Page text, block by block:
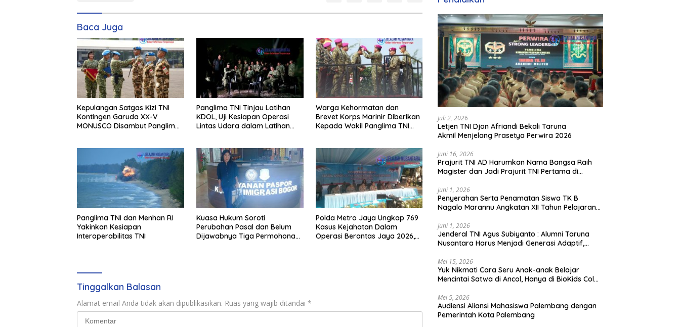
Baca Juga
Kepulangan Satgas Kizi TNI
Kontingen Garuda XX-V
MONUSCO Disambut Panglima
Panglima TNI Tinjau Latihan
KDOL, Uji Kesiapan Operasi
Lintas Udara dalam Latihan
Warga Kehormatan dan
Brevet Korps Marinir Diberikan
Kepada Wakil Panglima TNI
Panglima TNI dan Menhan RI
Yakinkan Kesiapan
Interoperabilitas TNI
Kuasa Hukum Soroti
Perubahan Pasal dan Belum
Dijawabnya Tiga Permohonan
Polda Metro Jaya Ungkap 769
Kasus Kejahatan Dalam
Operasi Berantas Jaya 2026,
Tinggalkan Balasan
Alamat email Anda tidak akan dipublikasikan. Ruas yang wajib ditandai *
Juli 2, 2026
Letjen TNI Djon Afriandi Bekali Taruna
Akmil Menjelang Prasetya Perwira 2026
Juni 16, 2026
Prajurit TNI AD Harumkan Nama Bangsa Raih
Magister dan Jadi Prajurit TNI Pertama di
Juni 1, 2026
Penyerahan Serta Penamatan Siswa TK B
Nagalo Marannu Angkatan XII Tahun Pelajaran
Juni 1, 2026
Jenderal TNI Agus Subiyanto : Alumni Taruna
Nusantara Harus Menjadi Generasi Adaptif,
Mei 15, 2026
Yuk Nikmati Cara Seru Anak-anak Belajar
Mencintai Satwa di Ancol, Hanya di BioKids Color
Mei 5, 2026
Audiensi Aliansi Mahasiswa Palembang dengan
Pemerintah Kota Palembang